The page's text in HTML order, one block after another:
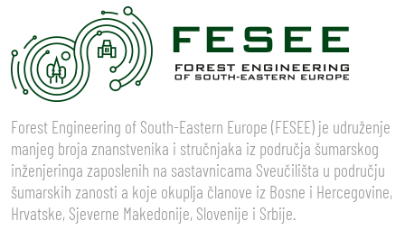
Forest Engineering of South-Eastern Europe (FESEE) je udruženje
manjeg broja znanstvenika i stručnjaka iz područja šumarskog
inženjeringa zaposlenih na sastavnicama Sveučilišta u području
šumarskih zanosti a koje okuplja članove iz Bosne i Hercegovine,
Hrvatske, Sjeverne Makedonije, Slovenije i Srbije.